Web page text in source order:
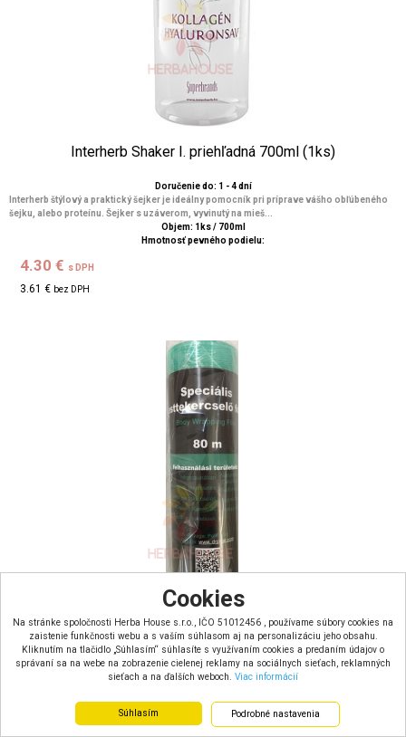
Cookies
Na stránke spoločnosti Herba House s.r.o., IČO 51012456 , používame súbory cookies na
zaistenie funkčnosti webu a s vaším súhlasom aj na personalizáciu jeho obsahu.
Kliknutím na tlačidlo „Súhlasím“ súhlasíte s využívaním cookies a predaním údajov o
správaní sa na webe na zobrazenie cielenej reklamy na sociálnych sieťach, reklamných
sieťach a na ďalších weboch. Viac informácií
Súhlasím Podrobné nastavenia
Interherb Shaker I. priehľadná 700ml (1ks)
Doručenie do: 1 - 4 dní
Interherb štýlový a praktický šejker je ideálny pomocník pri príprave vášho obľúbeného
šejku, alebo proteínu. Šejker s uzáverom, vyvinutý na mieš...
Objem: 1ks / 700ml
Hmotnosť pevného podielu:
4.30 € s DPH
3.61 € bez DPH
Interherb Body Wrapping Film Ovinovacia fólia (80m)
Doručenie do: 1 - 4 dní
Hmotnosť pevného podielu: